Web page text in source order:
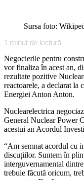
Sursa foto:
1 minut de lectură
Negocierile pentru
vor finaliza în acest an,
rezultate pozitive
reactoarele, a declarat la
Energiei Anton Anton.
Nuclearelectrica
General Nuclear Power
acestui an Acordul
“Am semnat acordul cu
discuțiilor. Suntem în
interguvernamental
trebuie făcută oricum,